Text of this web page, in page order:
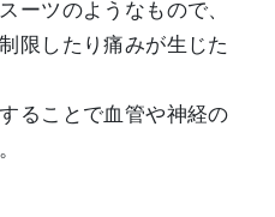
ーツのようなもので、
限したり痛みが生じた
ることで血管や神経の